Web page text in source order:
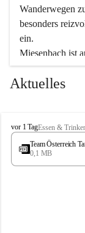
Wanderwegen
besonders
ein.
Miesenbach ist
wunderschöne
vielfältige
Überzeugen
in den
Wir kennen
Tradition und
Aktuelles
M
i
s
vor 1 TagEssen &
Team Österreich
0,1 MB